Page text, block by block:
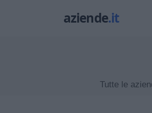
Tutte le